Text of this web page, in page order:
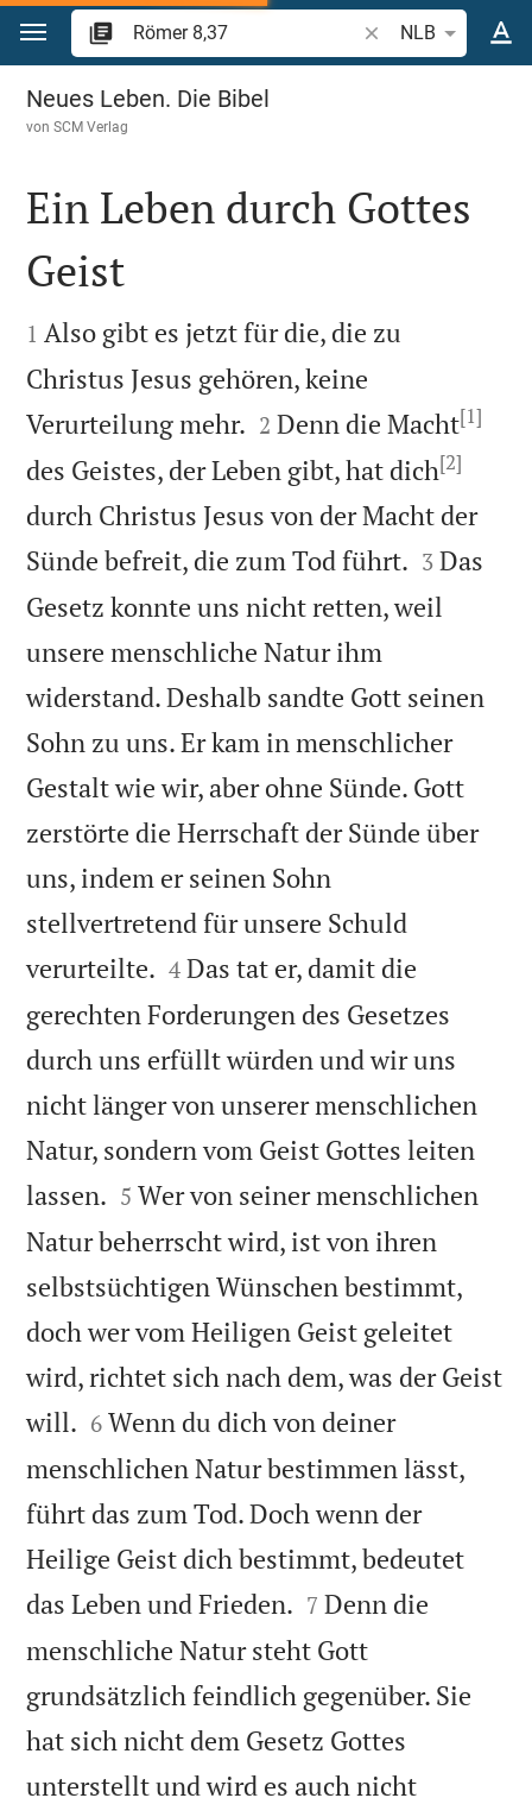
Zum Inhalt springen
Bibelstelle oder
NLB
Römer 8
Neues Leben. Die Bibel
vonSCM Verlag

Ein Leben durch Gottes
Geist

1 Also gibt es jetzt für die, die zu
Christus Jesus gehören, keine
Verurteilung mehr. 

2 Denn die Macht[1]
des Geistes, der Leben gibt, hat dich[2]
durch Christus Jesus von der Macht der
Sünde befreit, die zum Tod führt. 

3 Das
Gesetz konnte uns nicht retten, weil
unsere menschliche Natur ihm
widerstand. Deshalb sandte Gott seinen
Sohn zu uns. Er kam in menschlicher
Gestalt wie wir, aber ohne Sünde. Gott
zerstörte die Herrschaft der Sünde über
uns, indem er seinen Sohn
stellvertretend für unsere Schuld
verurteilte. 

4 Das tat er, damit die
gerechten Forderungen des Gesetzes
durch uns erfüllt würden und wir uns
nicht länger von unserer menschlichen
Natur, sondern vom Geist Gottes leiten
lassen. 

5 Wer von seiner menschlichen
Natur beherrscht wird, ist von ihren
selbstsüchtigen Wünschen bestimmt,
doch wer vom Heiligen Geist geleitet
wird, richtet sich nach dem, was der Geist
will. 

6 Wenn du dich von deiner
menschlichen Natur bestimmen lässt,
führt das zum Tod. Doch wenn der
Heilige Geist dich bestimmt, bedeutet
das Leben und Frieden. 

7 Denn die
menschliche Natur steht Gott
grundsätzlich feindlich gegenüber. Sie
hat sich nicht dem Gesetz Gottes
unterstellt und wird es auch nicht